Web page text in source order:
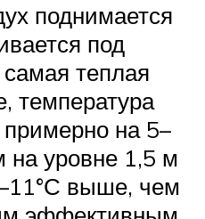
поднимается
под
теплая
температура
примерно на 5–
уровне 1,5 м
выше, чем